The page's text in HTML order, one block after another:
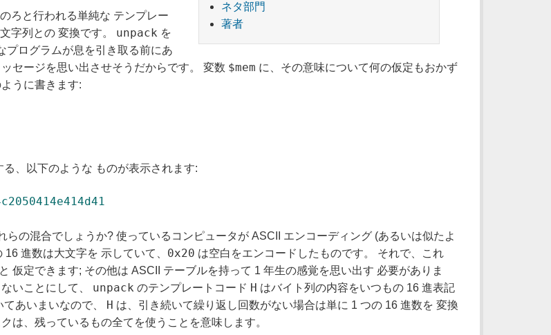
ネタ部門
著者
ろと行われる単純な テンプレー
字列との 変換です。 unpack を
プログラムが息を引き取る前にあ
セージを思い出させそうだからです。 変数 $mem に、その意味について何の仮定もおかず
うに書きます:
、以下のような ものが表示されます:
の混合でしょうか? 使っているコンピュータが ASCII エンコーディング (あるいは似たよ
16 進数は大文字を 示していて、 0x20 は空白をエンコードしたものです。 それで、これ
仮定できます; その他は ASCII テーブルを持って 1 年生の感覚を思い出す 必要がありま
いことにして、 unpack のテンプレートコード H はバイト列の内容をいつもの 16 進表記
あいまいなので、 H は、引き続いて繰り返し回数がない場合は単に 1 つの 16 進数を 変換
は、残っているもの全てを使うことを意味します。